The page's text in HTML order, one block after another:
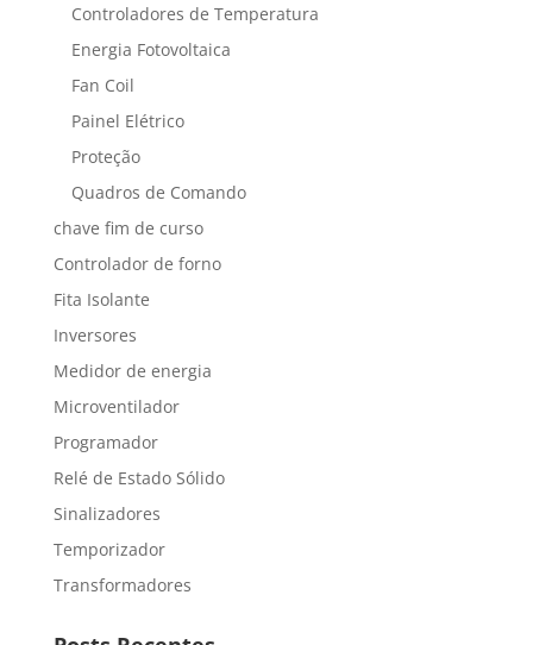
Controladores de Temperatura
Energia Fotovoltaica
Fan Coil
Painel Elétrico
Proteção
Quadros de Comando
chave fim de curso
Controlador de forno
Fita Isolante
Inversores
Medidor de energia
Microventilador
Programador
Relé de Estado Sólido
Sinalizadores
Temporizador
Transformadores